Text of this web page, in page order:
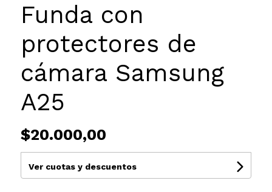
Funda con
protectores de
cámara Samsung
A25
$20.000,00
Ver cuotas y descuentos